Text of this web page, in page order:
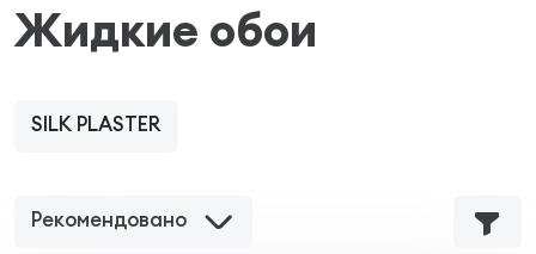
Жидкие обои
Рекомендовано
SILK PLASTER